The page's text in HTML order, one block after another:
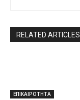
RELATED ARTICLES
ΕΠΙΚΑΙΡΟΤΗΤΑ